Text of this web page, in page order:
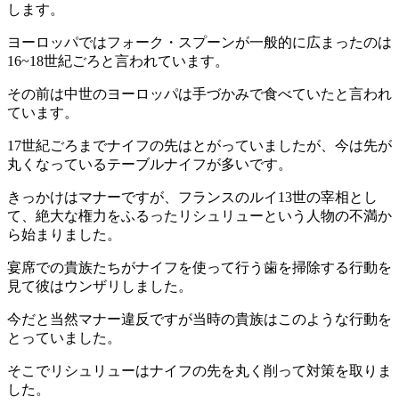
します。
ヨーロッパではフォーク・スプーンが一般的に広まったのは
16~18世紀ごろと言われています。
その前は中世のヨーロッパは手づかみで食べていたと言われ
ています。
17世紀ごろまでナイフの先はとがっていましたが、今は先が
丸くなっているテーブルナイフが多いです。
きっかけはマナーですが、フランスのルイ13世の宰相とし
て、絶大な権力をふるったリシュリューという人物の不満か
ら始まりました。
宴席での貴族たちがナイフを使って行う歯を掃除する行動を
見て彼はウンザリしました。
今だと当然マナー違反ですが当時の貴族はこのような行動を
とっていました。
そこでリシュリューはナイフの先を丸く削って対策を取りま
した。